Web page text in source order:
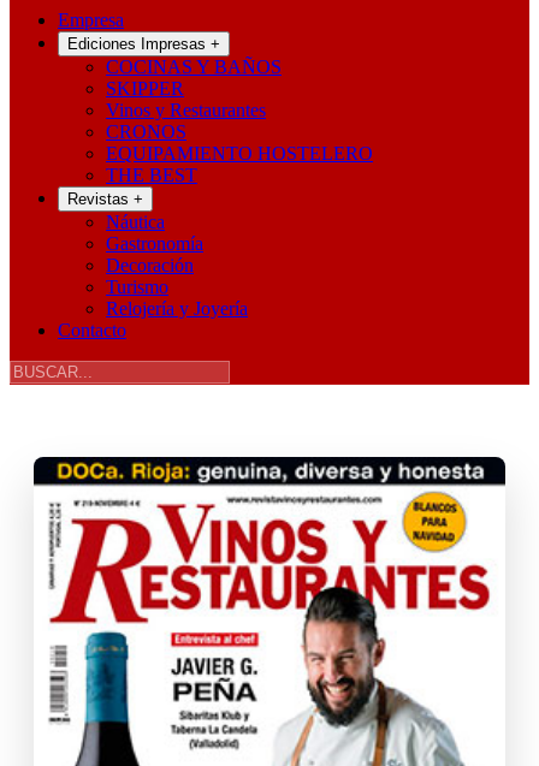
Empresa
Ediciones Impresas +
COCINAS Y BAÑOS
SKIPPER
Vinos y Restaurantes
CRONOS
EQUIPAMIENTO HOSTELERO
THE BEST
Revistas +
Náutica
Gastronomía
Decoración
Turismo
Relojería y Joyería
Contacto